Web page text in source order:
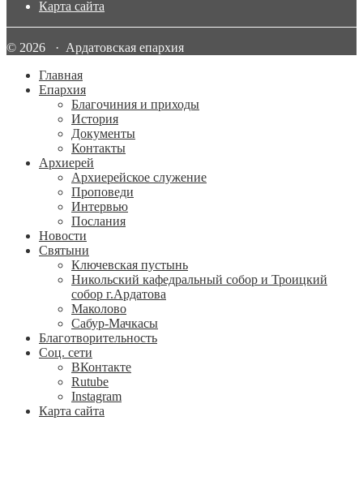
Карта сайта
© 2026 · Ардатовская епархия
Главная
Епархия
Благочиния и приходы
История
Документы
Контакты
Архиерей
Архиерейское служение
Проповеди
Интервью
Послания
Новости
Святыни
Ключевская пустынь
Никольский кафедральный собор и Троицкий
собор г.Ардатова
Маколово
Сабур-Мачкасы
Благотворительность
Соц. сети
ВКонтакте
Rutube
Instagram
Карта сайта